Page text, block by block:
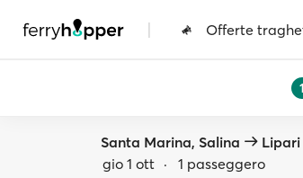
| Offerte
1
Santa Marina, Salina
Lipari
gio 1 ott · 1 passeggero